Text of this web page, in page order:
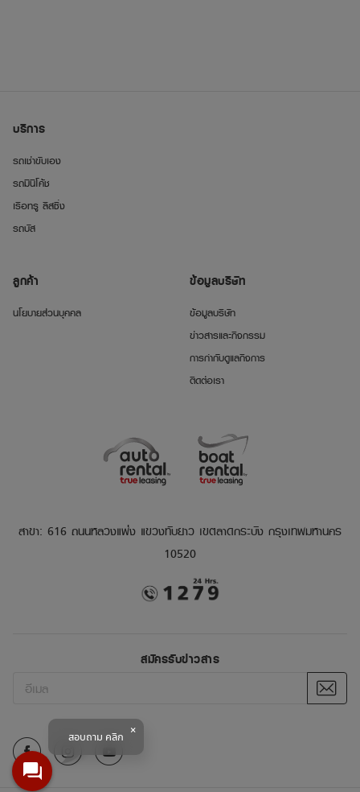
สาขา: 616 ถนนหลวงแพ่ง แขวงทับยาว เขตลาดกระบัง กรุงเทพมหานคร
10520
บริการ
รถเช่าขับเอง
รถมินิโค้ช
เรือทรู ลีสซิ่ง
รถบัส
ลูกค้า
นโยบายส่วนบุคคล
ข้อมูลบริษัท
ข้อมูลบริษัท
ข่าวสารและกิจกรรม
การกำกับดูแลกิจการ
ติดต่อเรา
สมัครรับข่าวสาร
สอบถาม คลิก